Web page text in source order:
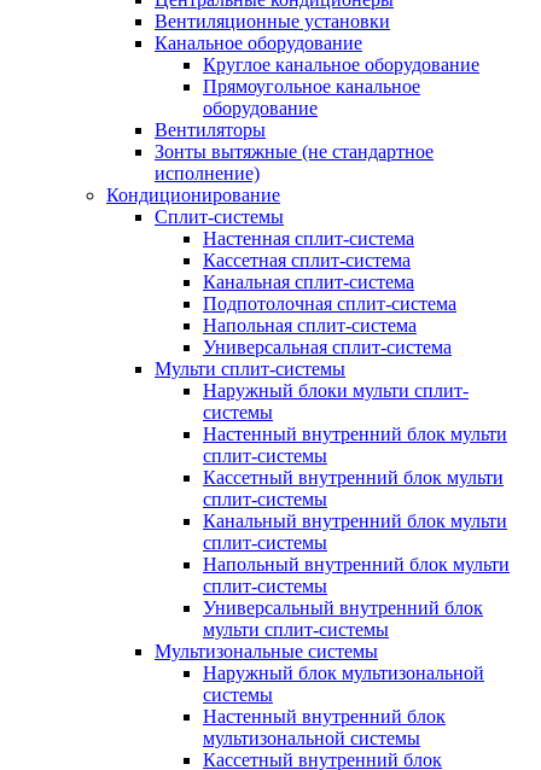
Вентиляционные установки
Канальное оборудование
Круглое канальное оборудование
Прямоугольное канальное
оборудование
Вентиляторы
Зонты вытяжные (не стандартное
исполнение)
Кондиционирование
Сплит-системы
Настенная сплит-система
Кассетная сплит-система
Канальная сплит-система
Подпотолочная сплит-система
Напольная сплит-система
Универсальная сплит-система
Мульти сплит-системы
Наружный блоки мульти сплит-
системы
Настенный внутренний блок мульти
сплит-системы
Кассетный внутренний блок мульти
сплит-системы
Канальный внутренний блок мульти
сплит-системы
Напольный внутренний блок мульти
сплит-системы
Универсальный внутренний блок
мульти сплит-системы
Мультизональные системы
Наружный блок мультизональной
системы
Настенный внутренний блок
мультизональной системы
Кассетный внутренний блок